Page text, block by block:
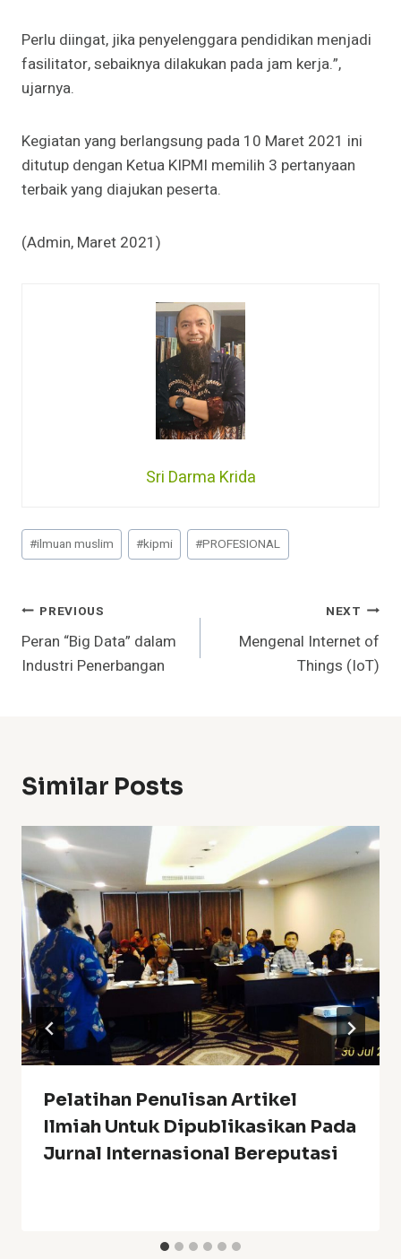
Perlu diingat, jika penyelenggara pendidikan menjadi
fasilitator, sebaiknya dilakukan pada jam kerja.”,
ujarnya.
Kegiatan yang berlangsung pada 10 Maret 2021 ini
ditutup dengan Ketua KIPMI memilih 3 pertanyaan
terbaik yang diajukan peserta.
(Admin, Maret 2021)
Sri Darma Krida
Post
Tags:
#ilmuan muslim #kipmi #PROFESIONAL
Navigasi
Pos
PREVIOUS
Peran “Big Data” dalam
Industri Penerbangan
NEXT
Mengenal Internet of
Things (IoT)
Similar Posts
Pelatihan Penulisan Artikel
Ilmiah Untuk Dipublikasikan Pada
Jurnal Internasional Bereputasi